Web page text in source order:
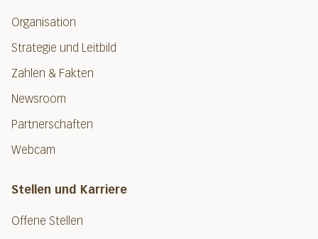
Organisation
Strategie und Leitbild
Zahlen & Fakten
Newsroom
Partnerschaften
Webcam
Stellen und Karriere
Offene Stellen